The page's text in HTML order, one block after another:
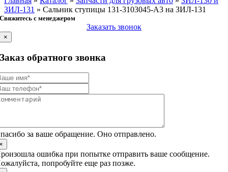
ЗИЛ-131 » Сальник ступицы 131-3103045-А3 на ЗИЛ-131
Свяжитесь с менеджером
Заказать звонок
×
Заказ обратного звонка
за ваше обращение. Оно отправлено.
ошибка при попытке отправить ваше сообщение.
попробуйте еще раз позже.